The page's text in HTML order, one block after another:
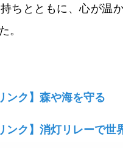
ちとともに、心が温
。
ンク】森や海を守る
ンク】消灯リレーで